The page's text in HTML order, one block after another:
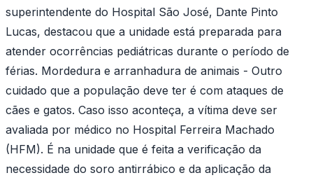
superintendente do Hospital São José, Dante Pinto
Lucas, destacou que a unidade está preparada para
atender ocorrências pediátricas durante o período de
férias. Mordedura e arranhadura de animais - Outro
cuidado que a população deve ter é com ataques de
cães e gatos. Caso isso aconteça, a vítima deve ser
avaliada por médico no Hospital Ferreira Machado
(HFM). É na unidade que é feita a verificação da
necessidade do soro antirrábico e da aplicação da